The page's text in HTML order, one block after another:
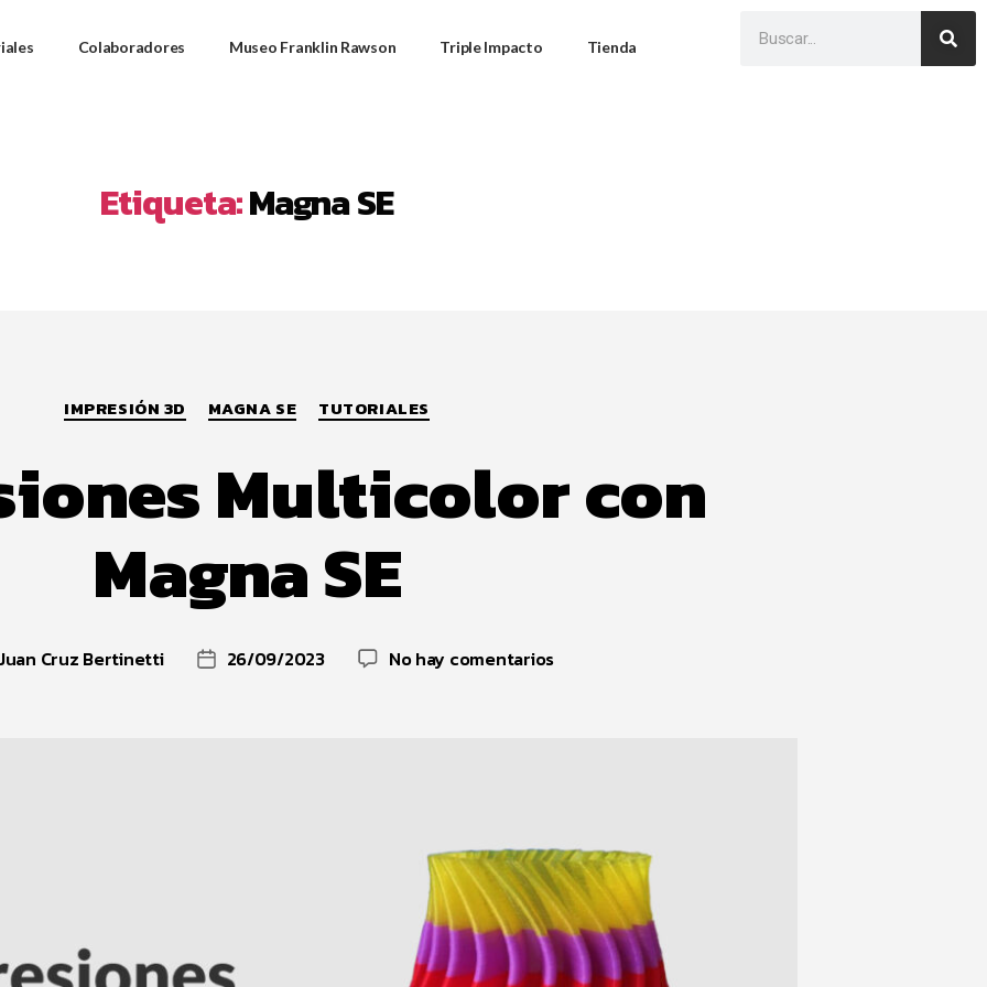
Colaboradores Museo Franklin Rawson Triple Impacto Tienda
Etiqueta:Magna SE
IMPRESIÓN 3D MAGNA SE TUTORIALES
Multicolor con
Magna SE
Cruz Bertinetti 26/09/2023 No hay comentarios